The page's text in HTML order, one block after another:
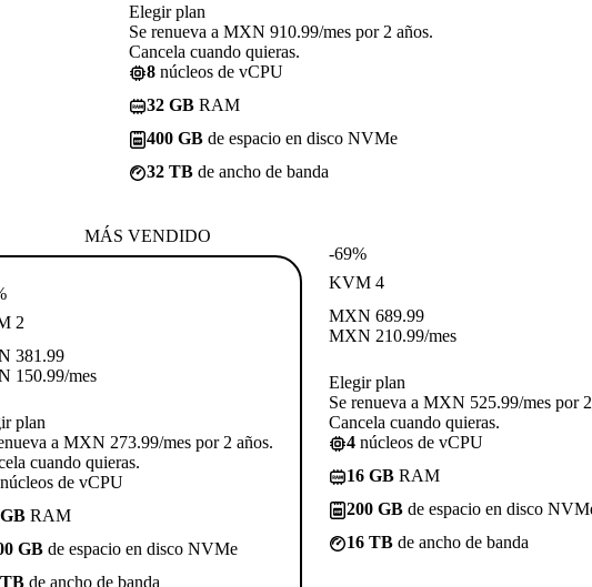
Elegir plan
Se renueva a MXN 910.99/mes por 2 años.
Cancela cuando quieras.
8 núcleos de vCPU
32 GB RAM
400 GB de espacio en disco NVMe
32 TB de ancho de banda
MÁS VENDIDO
2
381.99
150.99/mes
plan
a MXN 273.99/mes por 2 años.
cuando quieras.
núcleos de vCPU
RAM
GB de espacio en disco NVMe
de ancho de banda
-69%
KVM 4
MXN 689.99
MXN 210.99/mes
Elegir plan
Se renueva a MXN 525.99/mes por
Cancela cuando quieras.
4 núcleos de vCPU
16 GB RAM
200 GB de espacio en disco
16 TB de ancho de banda